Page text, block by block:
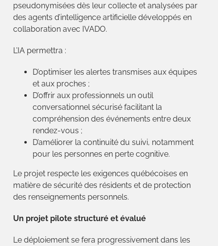
pseudonymisées dès leur collecte et analysées par
des agents d’intelligence artificielle développés en
collaboration avec IVADO.
L’IA permettra :
D’optimiser les alertes transmises aux équipes
et aux proches ;
D’offrir aux professionnels un outil
conversationnel sécurisé facilitant la
compréhension des événements entre deux
rendez-vous ;
D’améliorer la continuité du suivi, notamment
pour les personnes en perte cognitive.
Le projet respecte les exigences québécoises en
matière de sécurité des résidents et de protection
des renseignements personnels.
Un projet pilote structuré et évalué
Le déploiement se fera progressivement dans les